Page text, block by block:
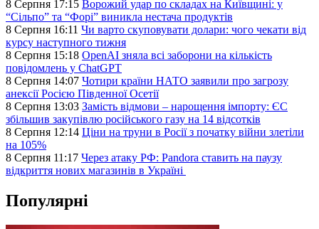
8 Серпня 17:15 Ворожий удар по складах на Київщині: у
“Сільпо” та “Форі” виникла нестача продуктів
8 Серпня 16:11 Чи варто скуповувати долари: чого чекати від
курсу наступного тижня
8 Серпня 15:18 OpenAI зняла всі заборони на кількість
повідомлень у ChatGPT
8 Серпня 14:07 Чотири країни НАТО заявили про загрозу
анексії Росією Південної Осетії
8 Серпня 13:03 Замість відмови – нарощення імпорту: ЄС
збільшив закупівлю російського газу на 14 відсотків
8 Серпня 12:14 Ціни на труни в Росії з початку війни злетіли
на 105%
8 Серпня 11:17 Через атаку РФ: Pandora ставить на паузу
відкриття нових магазинів в Україні
Популярні